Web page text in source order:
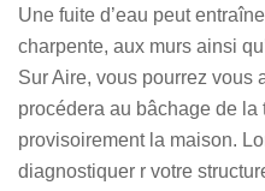
Une fuite d’eau peut
charpente, aux murs ainsi
Sur Aire, vous pourrez vous
procédera au bâchage de la
provisoirement la maison.
diagnostiquer r votre